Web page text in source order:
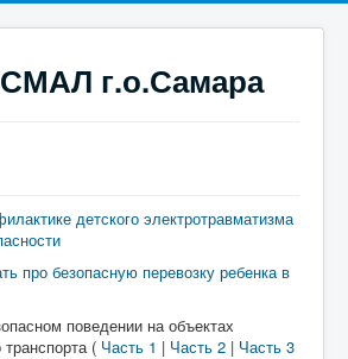
г.о.Самара
организации
детского электротравматизма
про безопасную перевозку ребенка в
поведении на объектах
( Часть 1 | Часть 2 | Часть 3